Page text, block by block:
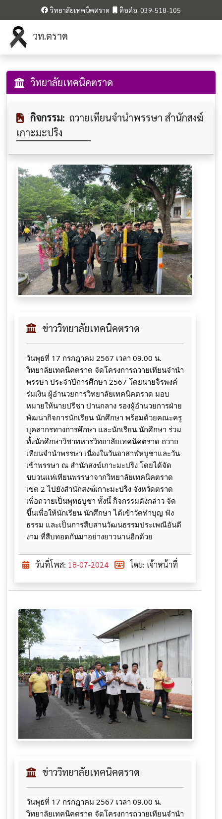
วิทยาลัยเทคนิคตราด ติอต่อ: 039-518-105
วท.ตราด
วิทยาลัยเทคนิคตราด
กิจกรรม: ถวายเทียนจำนำพรรษา สำนักสงฆ์
เกาะมะปริง
ข่าววิทยาลัยเทคนิคตราด
วันพุธที่ 17 กรกฎาคม 2567 เวลา 09.00 น.
วิทยาลัยเทคนิคตราด จัดโครงการถวายเทียนจำนำ
พรรษา ประจำปีการศึกษา 2567 โดยนายจิรพงค์
ร่มเงิน ผู้อำนวยการวิทยาลัยเทคนิคตราด มอบ
หมายให้นายปรีชา ปานกลาง รองผู้อำนวยการฝ่าย
พัฒนากิจการนักเรียน นักศึกษา พร้อมด้วยคณะครู
บุคลากรทางการศึกษา และนักเรียน นักศึกษา ร่วม
ทั้งนักศึกษาวิชาทหารวิทยาลัยเทคนิคตราด ถวาย
เทียนจำนำพรรษา เนื่องในวันอาสาฬหบูชาและวัน
เข้าพรรษา ณ สำนักสงฆ์เกาะมะปริง โดยได้จัด
ขบวนแห่เทียนพรรษาจากวิทยาลัยเทคนิคตราด
เขต 2ไปยังสำนักสงฆ์เกาะมะปริง จังหวัดตราด
เพื่อถวายเป็นพุทธบูชา ทั้งนี้ กิจกรรมดังกล่าว จัด
ขึ้นเพื่อให้นักเรียน นักศึกษา ได้เข้าวัดทำบุญ ฟัง
ธรรม และเป็นการสืบสานวัฒนธรรมประเพณีอันดี
งาม ที่สืบทอดกันมาอย่างยาวนานอีกด้วย
วันที่โพส: 18-07-2024 โดย: เจ้าหน้าที่
ข่าววิทยาลัยเทคนิคตราด
วันพุธที่ 17 กรกฎาคม 2567 เวลา 09.00 น.
วิทยาลัยเทคนิคตราด จัดโครงการถวายเทียนจำนำ